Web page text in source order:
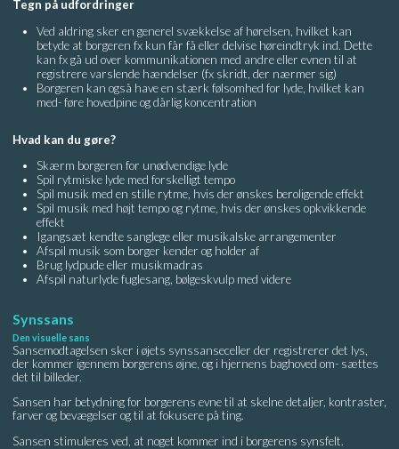
Tegn på udfordringer
Ved aldring sker en generel svækkelse af hørelsen, hvilket kan
betyde at borgeren fx kun får få eller delvise høreindtryk ind. Dette
kan fx gå ud over kommunikationen med andre eller evnen til at
registrere varslende hændelser (fx skridt, der nærmer sig)
Borgeren kan også have en stærk følsomhed for lyde, hvilket kan
med- føre hovedpine og dårlig koncentration
Hvad kan du gøre?
Skærm borgeren for unødvendige lyde
Spil rytmiske lyde med forskelligt tempo
Spil musik med en stille rytme, hvis der ønskes beroligende effekt
Spil musik med højt tempo og rytme, hvis der ønskes opkvikkende
effekt
Igangsæt kendte sanglege eller musikalske arrangementer
Afspil musik som borger kender og holder af
Brug lydpude eller musikmadras
Afspil naturlyde fuglesang, bølgeskvulp med videre
Synssans
Den visuelle sans
Sansemodtagelsen sker i øjets synssanseceller der registrerer det lys,
der kommer igennem borgerens øjne, og i hjernens baghoved om- sættes
det til billeder.
Sansen har betydning for borgerens evne til at skelne detaljer, kontraster,
farver og bevægelser og til at fokusere på ting.
Sansen stimuleres ved, at noget kommer ind i borgerens synsfelt.